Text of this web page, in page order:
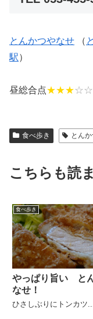
とんかつやなせ （
駅）
昼総合点★★★☆☆
食べ歩き とんか
こちらも読
食べ歩き
やっぱり旨い と
なせ！
ひさしぶりにトンカツ